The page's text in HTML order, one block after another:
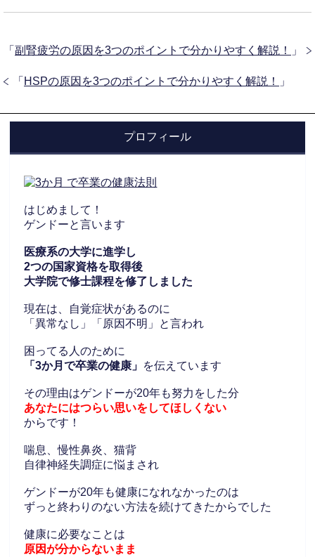
「 副腎疲労の原因を3つのポイントで分かりやすく解説！ 」
「 HSPの原因を3つのポイントで分かりやすく解説！ 」
プロフィール
はじめまして！
ゲンドーと言います
医療系の大学に進学し
2つの国家資格を取得後
大学院で修士課程を修了しました
現在は、自覚症状があるのに
「異常なし」「原因不明」と言われ
困ってる人のために
「3か月で卒業の健康」 を伝えています
その理由はゲンドーが20年も努力をした分
あなたにはつらい思いをしてほしくない
からです！
喘息、慢性鼻炎、猫背
自律神経失調症に悩まされ
ゲンドーが20年も健康になれなかったのは
ずっと終わりのない方法を続けてきたからでした
健康に必要なことは
原因が分からないまま